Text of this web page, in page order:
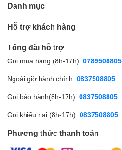
Danh mục
Hỗ trợ khách hàng
Tổng đài hỗ trợ
Gọi mua hàng (8h-17h): 0789508805
Ngoài giờ hành chính: 0837508805
Gọi bảo hành(8h-17h): 0837508805
Gọi khiếu nại (8h-17h): 0837508805
Phương thức thanh toán